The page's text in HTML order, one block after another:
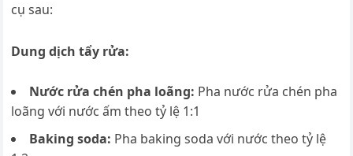
cụ sau:
Dung dịch tẩy rửa:
Nước rửa chén pha loãng: Pha nước rửa chén pha
loãng với nước ấm theo tỷ lệ 1:1
Baking soda: Pha baking soda với nước theo tỷ lệ